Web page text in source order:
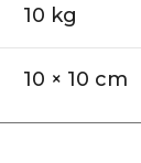
10 kg
10 × 10 cm